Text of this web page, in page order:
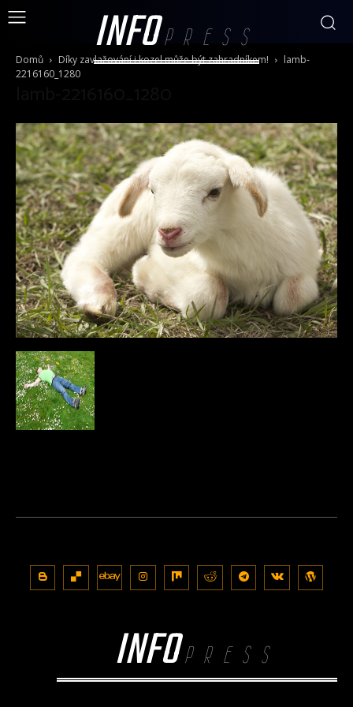
INFO PRESS
Domů Díky zavlažování i kozel může být zahradníkem!
lamb-
2216160_1280
INFO PRESS